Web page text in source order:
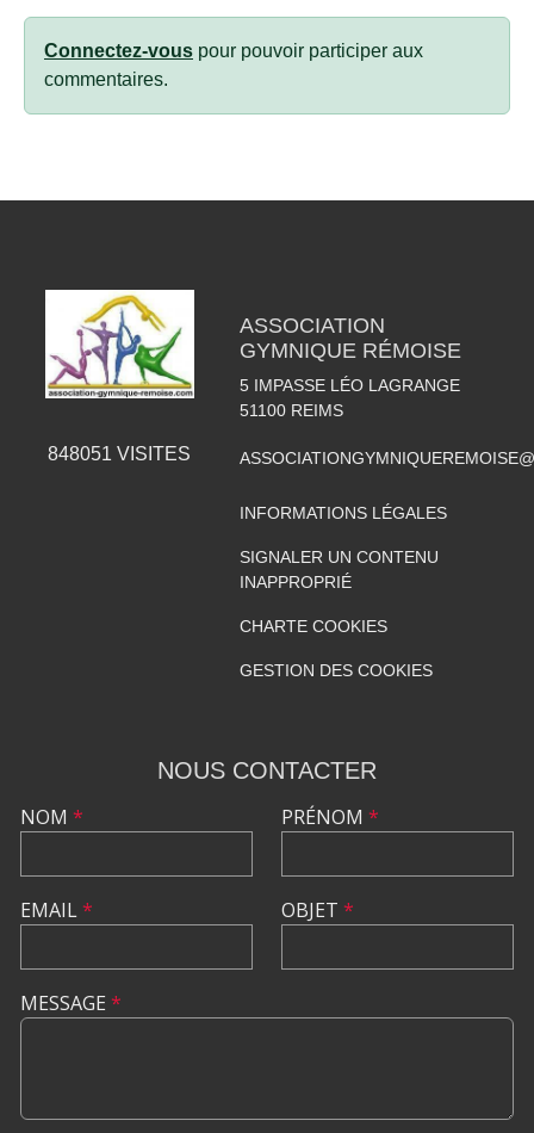
Connectez-vous pour pouvoir participer aux
commentaires.
848051 VISITES
ASSOCIATION
GYMNIQUE RÉMOISE
5 IMPASSE LÉO LAGRANGE
51100 REIMS
INFORMATIONS LÉGALES
SIGNALER UN CONTENU
INAPPROPRIÉ
CHARTE COOKIES
GESTION DES COOKIES
NOUS CONTACTER
NOM *
EMAIL*
PRÉNOM *
OBJET *
MESSAGE *